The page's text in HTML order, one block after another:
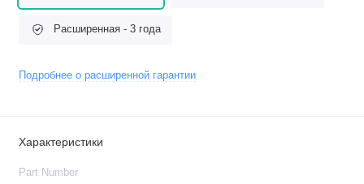
Расширенная - 3 года
Подробнее о расширенной гарантии
Характеристики
Part Number